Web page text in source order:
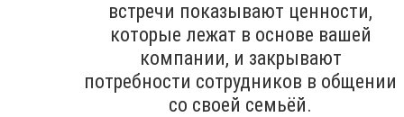
встречи показывают ценности,
которые лежат в основе вашей
компании, и закрывают
потребности сотрудников в общении
со своей семьёй.